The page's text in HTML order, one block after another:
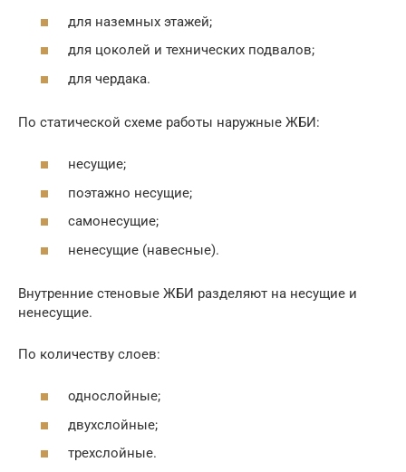
для наземных этажей;
для цоколей и технических подвалов;
для чердака.
По статической схеме работы наружные ЖБИ:
несущие;
поэтажно несущие;
самонесущие;
ненесущие (навесные).
Внутренние стеновые ЖБИ разделяют на несущие и
ненесущие.
По количеству слоев:
однослойные;
двухслойные;
трехслойные.